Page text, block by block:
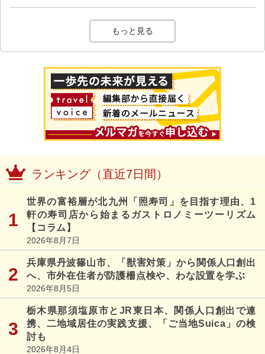
もっと見る
ランキング（直近7日間）
世界の富裕層が北九州「照寿司」を目指す理由、1
軒の寿司店から始まるガストロノミーツーリズム
【コラム】
2026年8月7日
兵庫県丹波篠山市、「獣害対策」から関係人口創出
へ、市外在住者が防護柵点検や、わな設置を学ぶ
2026年8月5日
栃木県那須塩原市とJR東日本、関係人口創出で連
携、二地域居住の実践支援、「ご当地Suica」の検
討も
2026年8月4日